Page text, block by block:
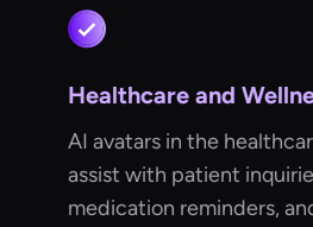
Healthcare and
AI avatars in the
assist with patient
medication reminders,